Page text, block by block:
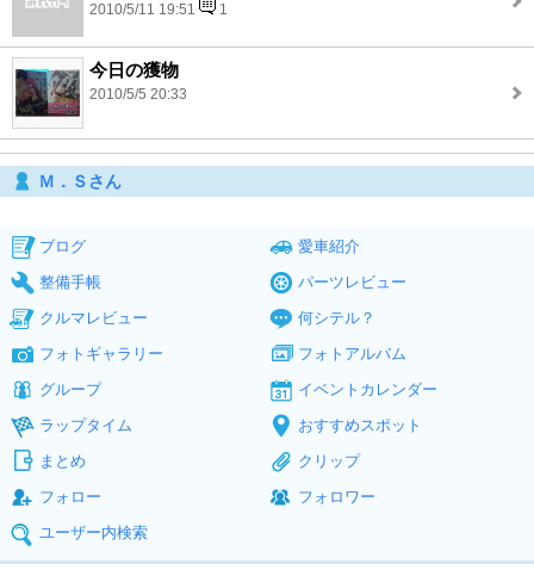
2010/5/11 19:51 1
今日の獲物
2010/5/5 20:33
Ｍ．Ｓさん
ブログ
愛車紹介
整備手帳
パーツレビュー
クルマレビュー
何シテル？
フォトギャラリー
フォトアルバム
グループ
イベントカレンダー
ラップタイム
おすすめスポット
まとめ
クリップ
フォロー
フォロワー
ユーザー内検索